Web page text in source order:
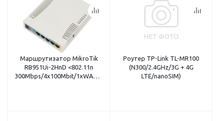
Маршрутизатор MikroTik
RB951Ui-2HnD <802.11n
300Mbps/4x100Mbit/1xWAN/1xUSB(3G/4G)>
Роутер TP-Link TL-MR100
(N300/2.4GHz/3G + 4G
LTE/nanoSIM)